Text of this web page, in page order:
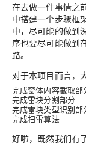
在去做一件事情之
中搭建一个步骤框
中，尽可能的做到
序也要尽可能做到
路。
对于本项目而言，
完成窗体内容截取部
完成雷块分割部分
完成雷块类型识别部
完成扫雷算法
好啦，既然我们有